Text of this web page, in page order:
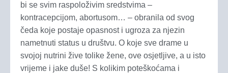
bi se svim raspoloživim sredstvima –
kontracepcijom, abortusom… – obranila od svog
čeda koje postaje opasnost i ugroza za njezin
nametnuti status u društvu. O koje sve drame u
svojoj nutrini žive tolike žene, ove osjetljive, a u isto
vrijeme i jake duše! S kolikim poteškoćama i